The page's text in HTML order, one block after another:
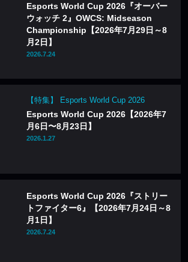
Esports World Cup 2026『オーバー
ウォッチ 2』OWCS: Midseason
Championship【2026年7月29日～8
月2日】
2026.7.24
【特集】 Esports World Cup 2026
Esports World Cup 2026【2026年7
月6日〜8月23日】
2026.1.27
Esports World Cup 2026『ストリー
トファイター6』【2026年7月24日～8
月1日】
2026.7.24